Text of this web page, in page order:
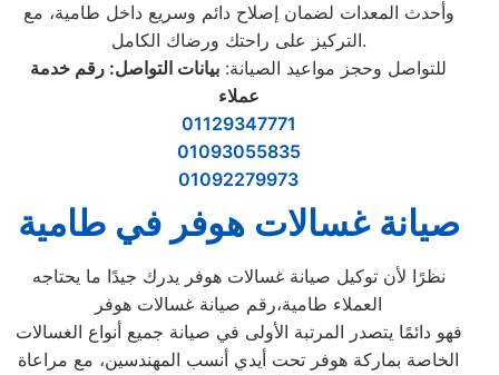
وأحدث المعدات لضمان إصلاح دائم وسريع داخل طامية، مع
التركيز على راحتك ورضاك الكامل.
للتواصل وحجز مواعيد الصيانة: بيانات التواصل: رقم خدمة
عملاء
01129347771
01093055835
01092279973
صيانة غسالات هوفر في طامية
نظرًا لأن توكيل صيانة غسالات هوفر يدرك جيدًا ما يحتاجه
العملاء طامية،رقم صيانة غسالات هوفر
فهو دائمًا يتصدر المرتبة الأولى في صيانة جميع أنواع الغسالات
الخاصة بماركة هوفر تحت أيدي أنسب المهندسين، مع مراعاة